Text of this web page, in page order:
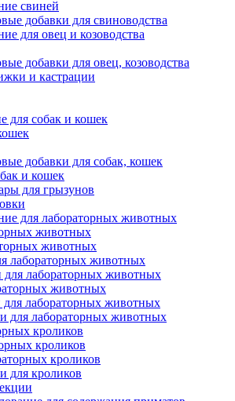
свиней
добавки для свиноводства
для овец и козоводства
добавки для овец, козоводства
и кастрации
для собак и кошек
добавки для собак, кошек
и кошек
для грызунов
для лабораторных животных
животных
животных
лабораторных животных
лабораторных животных
животных
лабораторных животных
для лабораторных животных
кроликов
кроликов
кроликов
для кроликов